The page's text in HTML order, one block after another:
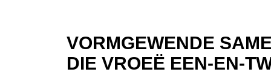
VORMGEWENDE
DIE VROEË EEN-EN-